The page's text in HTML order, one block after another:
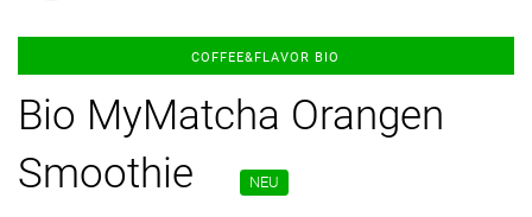
COFFEE&FLAVOR BIO
Bio MyMatcha Orangen
Smoothie
NEU